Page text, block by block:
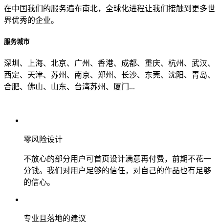
在中国我们的服务遍布南北，全球化进程让我们接触到更多世
界优秀的企业。
服务城市
深圳、上海、北京、广州、香港、成都、重庆、杭州、武汉、
西定、天津、苏州、南京、郑州、长沙、东莞、沈阳、青岛、
合肥、佛山、山东、台湾苏州、厦门...
零风险设计
不放心的部分用户可首页设计满意再付费，前期不花一
分钱。我们对用户足够的信任，对自己的作品也有足够
的信心。
专业且落地的建议